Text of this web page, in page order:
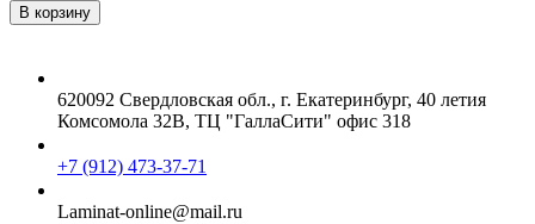
620092 Свердловская обл., г. Екатеринбург, 40 летия
Комсомола 32В, ТЦ "ГаллаСити" офис 318
+7 (912) 473-37-71
Laminat-online@mail.ru